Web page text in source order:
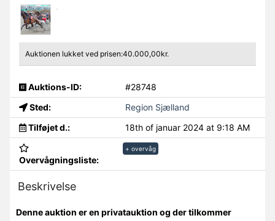
Auktionen lukket ved prisen:40.000,00kr.
Auktions-ID:
#28748
Sted:
Region Sjælland
Tilføjet d.:
18th of januar 2024 at 9:18 AM
Overvågningsliste:
+ overvåg
Beskrivelse
Denne auktion er en privatauktion og der tilkommer